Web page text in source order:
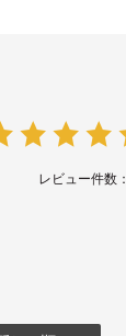
レビュー件数：